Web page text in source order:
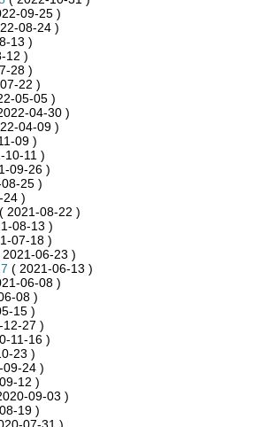
09-25 )
08-24 )
13 )
12 )
28 )
22 )
05-05 )
04-30 )
04-09 )
09 )
10-11 )
09-26 )
25 )
24 )
( 2021-08-22 )
08-13 )
07-18 )
2021-06-23 )
( 2021-06-13 )
06-08 )
08 )
15 )
12-27 )
11-16 )
23 )
09-24 )
12 )
09-03 )
19 )
07-31 )